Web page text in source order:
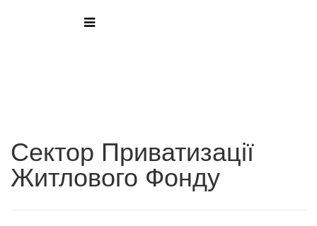
Сектор Приватизації
Житлового Фонду